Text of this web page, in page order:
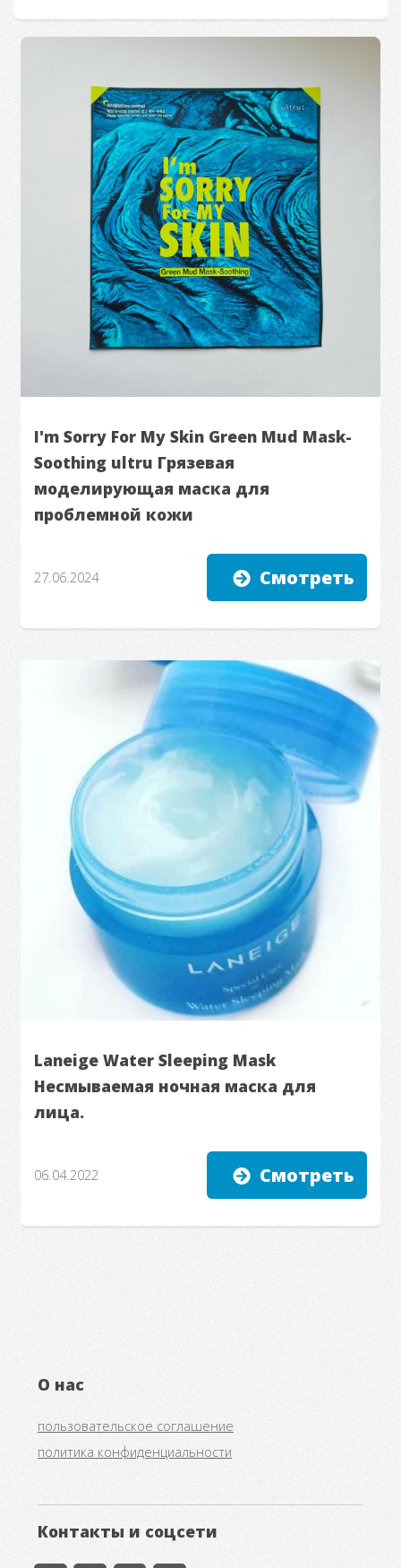
I'm Sorry For My Skin Green Mud Mask-
Soothing ultru Грязевая
моделирующая маска для
проблемной кожи
27.06.2024 Смотреть
Laneige Water Sleeping Mask
Несмываемая ночная маска для
лица.
06.04.2022 Смотреть
О нас
пользовательское соглашение
политика конфиденциальности
Контакты и соцсети